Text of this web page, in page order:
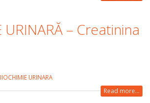
URINARĂ – Creatinina
URINARA
Read more...